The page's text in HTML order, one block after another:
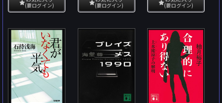
(要ログイン) (要ログイン) (要ログイン)